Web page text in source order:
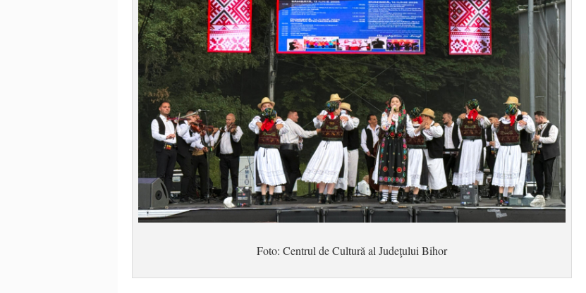
Foto: Centrul de Cultură al Judeţului Bihor